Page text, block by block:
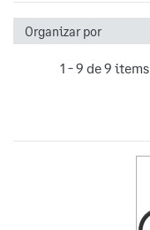
1 -9 de9 items